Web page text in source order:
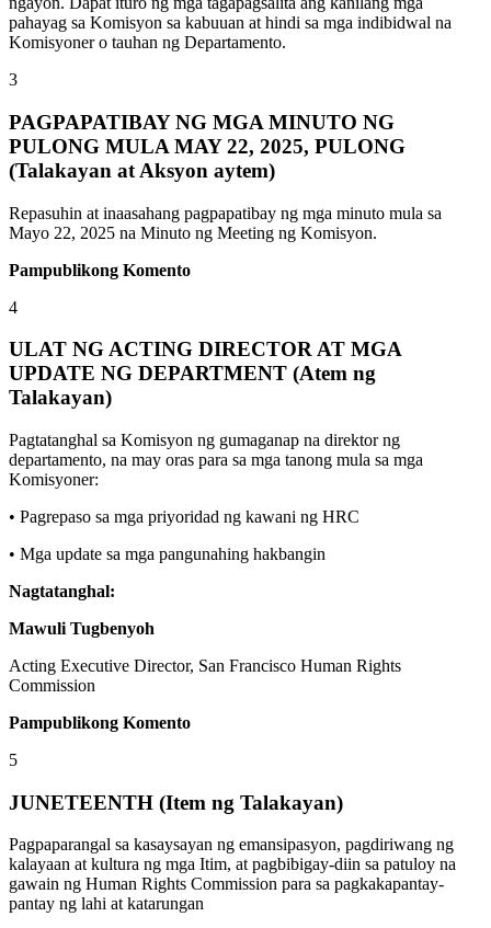
pahayag sa Komisyon sa kabuuan at hindi sa mga indibidwal na
Komisyoner o tauhan ng Departamento.
3
PAGPAPATIBAY NG MGA MINUTO NG
PULONG MULA MAY 22, 2025, PULONG
(Talakayan at Aksyon aytem)
Repasuhin at inaasahang pagpapatibay ng mga minuto mula sa
Mayo 22, 2025 na Minuto ng Meeting ng Komisyon.
Pampublikong Komento
4
ULAT NG ACTING DIRECTOR AT MGA
UPDATE NG DEPARTMENT (Atem ng
Talakayan)
Pagtatanghal sa Komisyon ng gumaganap na direktor ng
departamento, na may oras para sa mga tanong mula sa mga
Komisyoner:
• Pagrepaso sa mga priyoridad ng kawani ng HRC
• Mga update sa mga pangunahing hakbangin
Nagtatanghal:
Mawuli Tugbenyoh
Acting Executive Director, San Francisco Human Rights
Commission
Pampublikong Komento
5
JUNETEENTH (Item ng Talakayan)
Pagpaparangal sa kasaysayan ng emansipasyon, pagdiriwang ng
kalayaan at kultura ng mga Itim, at pagbibigay-diin sa patuloy na
gawain ng Human Rights Commission para sa pagkakapantay-
pantay ng lahi at katarungan